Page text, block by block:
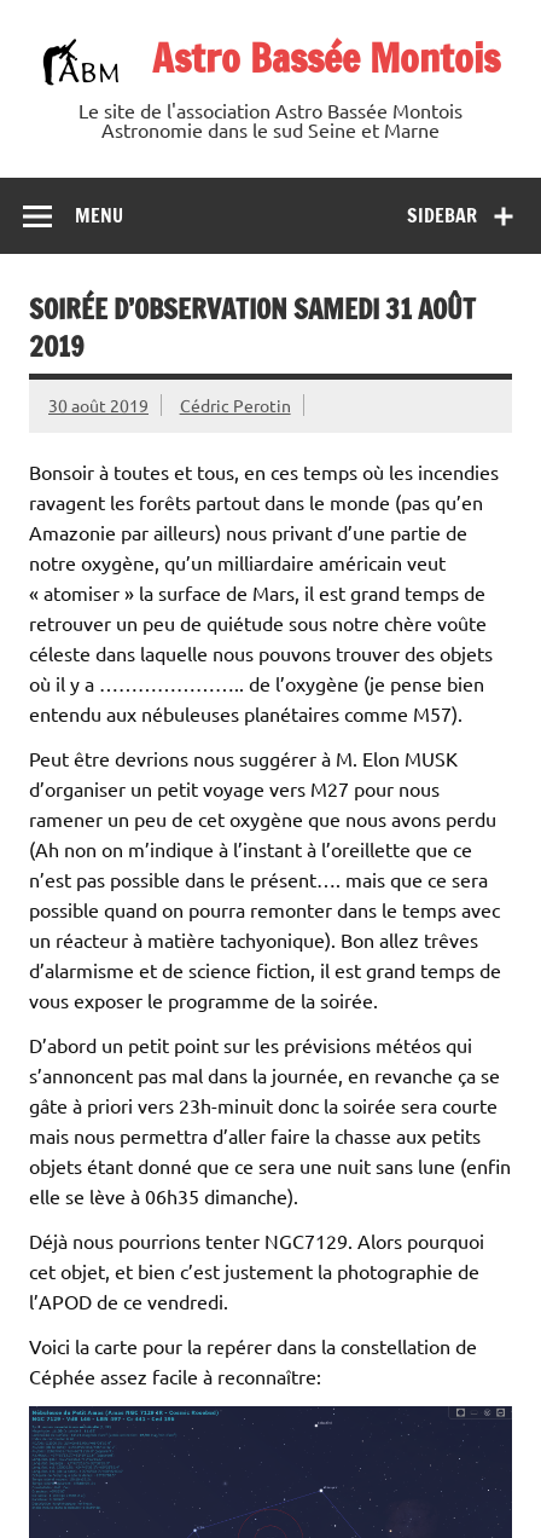
content
Astro Bassée Montois
Le site de l'association Astro Bassée Montois
Astronomie dans le sud Seine et Marne
SIDEBAR
MENU
SOIRÉE D’OBSERVATION SAMEDI 31 AOÛT
2019
30 août 2019 Cédric Perotin
Bonsoir à toutes et tous, en ces temps où les incendies
ravagent les forêts partout dans le monde (pas qu’en
Amazonie par ailleurs) nous privant d’une partie de
notre oxygène, qu’un milliardaire américain veut
« atomiser » la surface de Mars, il est grand temps de
retrouver un peu de quiétude sous notre chère voûte
céleste dans laquelle nous pouvons trouver des objets
où il y a ………………….. de l’oxygène (je pense bien
entendu aux nébuleuses planétaires comme M57).
Peut être devrions nous suggérer à M. Elon MUSK
d’organiser un petit voyage vers M27 pour nous
ramener un peu de cet oxygène que nous avons perdu
(Ah non on m’indique à l’instant à l’oreillette que ce
n’est pas possible dans le présent…. mais que ce sera
possible quand on pourra remonter dans le temps avec
un réacteur à matière tachyonique). Bon allez trêves
d’alarmisme et de science fiction, il est grand temps de
vous exposer le programme de la soirée.
D’abord un petit point sur les prévisions météos qui
s’annoncent pas mal dans la journée, en revanche ça se
gâte à priori vers 23h-minuit donc la soirée sera courte
mais nous permettra d’aller faire la chasse aux petits
objets étant donné que ce sera une nuit sans lune (enfin
elle se lève à 06h35 dimanche).
Déjà nous pourrions tenter NGC7129. Alors pourquoi
cet objet, et bien c’est justement la photographie de
l’APOD de ce vendredi.
Voici la carte pour la repérer dans la constellation de
Céphée assez facile à reconnaître: